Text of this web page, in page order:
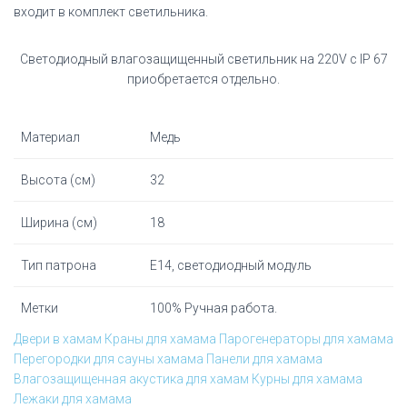
входит в комплект светильника.
Светодиодный влагозащищенный светильник на 220V с IP 67
приобретается отдельно.
Материал Медь
Высота (см) 32
Ширина (см) 18
Тип патрона Е14, светодиодный модуль
Метки 100% Ручная работа.
Двери в хамам Краны для хамама Парогенераторы для хамама
Перегородки для сауны хамама Панели для хамама
Влагозащищенная акустика для хамам Курны для хамама
Лежаки для хамама